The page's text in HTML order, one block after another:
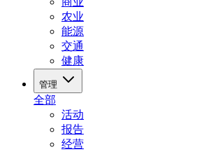
农业
能源
交通
健康
管理
全部
活动
报告
经营